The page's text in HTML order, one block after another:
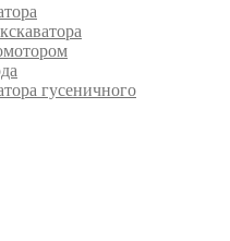
гусеничного